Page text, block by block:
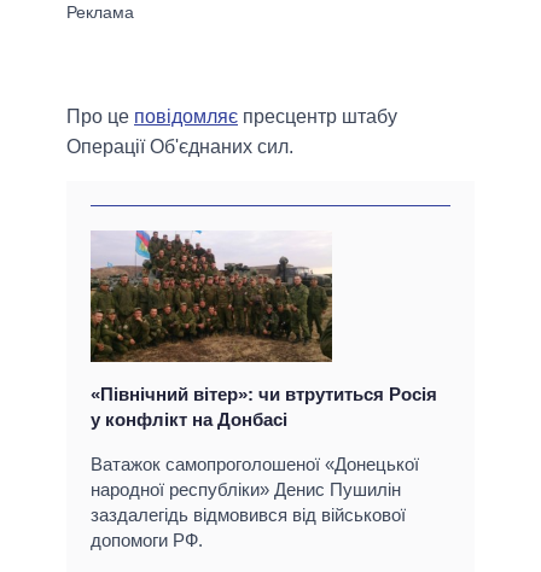
Про це повідомляє пресцентр штабу
Операції Об'єднаних сил.
«Північний вітер»: чи втрутиться Росія
у конфлікт на Донбасі
Ватажок самопроголошеної «Донецької
народної республіки» Денис Пушилін
заздалегідь відмовився від військової
допомоги РФ.